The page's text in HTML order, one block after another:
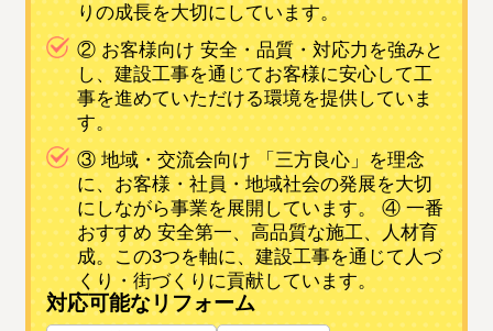
りの成長を大切にしています。
② お客様向け 安全・品質・対応力を強みと
し、建設工事を通じてお客様に安心して工
事を進めていただける環境を提供していま
す。
③ 地域・交流会向け 「三方良心」を理念
に、お客様・社員・地域社会の発展を大切
にしながら事業を展開しています。 ④ 一番
おすすめ 安全第一、高品質な施工、人材育
成。この3つを軸に、建設工事を通じて人づ
くり・街づくりに貢献しています。
対応可能なリフォーム